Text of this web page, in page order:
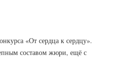
«От сердца к сердцу».
составом жюри, ещё с